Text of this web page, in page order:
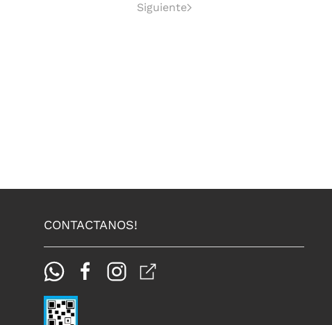
Siguiente
CONTACTANOS!